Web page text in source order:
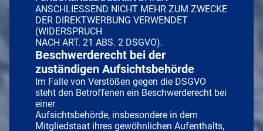
ANSCHLIESSEND NICHT MEHR ZUM ZWECKE
DER DIREKTWERBUNG VERWENDET
(WIDERSPRUCH
NACH ART. 21 ABS. 2 DSGVO).
Beschwerderecht bei der
zuständigen Aufsichtsbehörde
Im Falle von Verstößen gegen die DSGVO
steht den Betroffenen ein Beschwerderecht bei
einer
Aufsichtsbehörde, insbesondere in dem
Mitgliedstaat ihres gewöhnlichen Aufenthalts,